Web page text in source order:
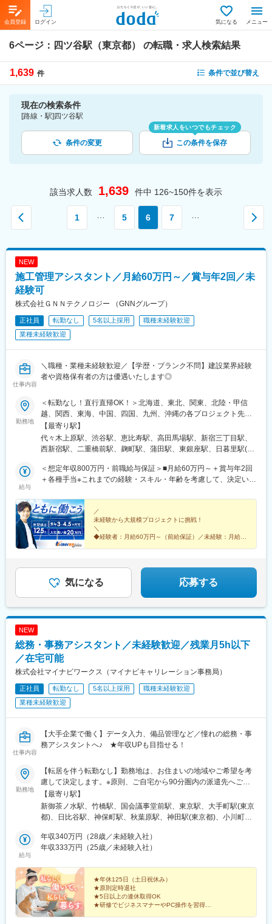
会員登録 ログイン 気になる メニュー
6ページ： 四ツ谷駅（東京都） の転職・求人検索結果
1,639 件 条件で並び替え
現在の検索条件
[路線・駅]四ツ谷駅
条件の変更
新着求人をいつでもチェック
この条件を保存
該当求人数 1,639 件中 126~150件を表示
1 5 6 7
NEW
施工管理アシスタント／月給60万円～／賞与年2回／未
経験可
株式会社ＧＮＮテクノロジー （GNNグループ）
正社員 転勤なし 5名以上採用
職種未経験歓迎
業種未経験歓迎
仕事内容
＼職種・業種未経験歓迎／【学歴・ブランク不問】建設業界経験
者や資格保有者の方は優遇いたします◎
勤務地
＜転勤なし！直行直帰OK！＞北海道、東北、関東、北陸・甲信
越、関西、東海、中国、四国、九州、沖縄の各プロジェクト先★
希望勤務地・通勤時間を考慮いたします！★直行直帰OK★U・Iタ
ーン歓迎！住宅手当あり★転居を伴う転勤はありません北海道東
北／青森県・岩手県・宮城県・秋田県・山形県・福島県関東／東
山、石川、福井、新潟県、長野県、山梨県関西／大阪、京都、滋
賀、兵庫、奈良、和歌山東海／愛知、静岡、三重、岐阜中国・四
州／福岡、佐賀、長崎、熊本、大分、宮崎、鹿児島、沖縄＼広島
にてビッグプロジェクト始動！／裁量のあるポジションをお任せ
◎より高待遇をご用意しております。ご希望の方は面接にてお気
軽にご質問ください。
【最寄り駅】
代々木上原駅、渋谷駅、恵比寿駅、高田馬場駅、新宿三丁目駅、
西新宿駅、二重橋前駅、麹町駅、蒲田駅、東銀座駅、日暮里駅(舎
河駅、有楽町駅、豊洲駅、南砂町駅、三田駅(東京都)、森下駅(東
京都)、高輪台駅、新木場駅、北千住駅、大崎駅、国分寺駅、東京
駅(東京都)、白金高輪駅、高輪ゲートウェイ駅、神谷町駅、外苑前
駅、国立駅、南新宿駅、初台駅、千駄ケ谷駅、曙橋駅、国立競技
場駅、四谷三丁目駅、西荻窪駅、富士見ケ丘駅、荻窪駅、神保町
駅、淡路町駅、市ケ谷駅、九段下駅、上野御徒町駅、昭和島駅、
池上駅、糀谷駅、八丁堀駅(東京都)、日本橋駅(東京都)、築地市場
新中野駅、京王八王子駅、武蔵五日市駅、西台駅、本蓮沼駅、大
森海岸駅、青物横丁駅、武蔵境駅、三鷹駅、吉祥寺駅、湯島駅、
駅、新八柱駅、大宮駅(埼玉県)、南浦和駅、さいたま新都心駅、北
浦和駅、浦和駅、和光市駅、西川口駅、東川口駅、朝霞駅、新越
谷駅、川越駅、蕨駅、志木駅、所沢駅、草加駅、大阪難波駅、淀
頭駅、西大橋駅、肥後橋駅、阿波座駅、北浜駅(大阪府)、なんば駅
(南海線)、天満橋駅、長堀橋駅、谷町六丁目駅、大阪ビジネスパー
にわ橋駅、天満駅、中津駅(地下鉄)、中崎町駅、扇町駅(大阪府)、
西梅田駅、大阪梅田駅(阪神線)、矢場町駅、瑞穂区役所駅、日比野
駅、目黒駅、秋葉原駅、新橋駅、東京駅、町田駅、綾瀬駅、大手
町駅(東京都)、中野駅(東京都)、大門駅(東京都)、西日暮里駅、五
反田駅、中目黒駅、泉岳寺駅、立川駅、小竹向原駅、二子玉川
駅、四ツ谷駅、あざみ野駅、湘南台駅、天王洲アイル駅、日吉駅
(神奈川県)、溝の口駅、長津田駅、登戸駅、戸塚駅、海老名駅(相
模線)、大和駅(神奈川県)、菊名駅、大船駅、橋本駅(神奈川県)、上
大岡駅、中央林間駅、川崎駅、千葉駅、新松戸駅、浦安駅(千葉
県)、北習志野駅、京成船橋駅、新浦安駅、新鎌ケ谷駅、市川駅、
舞浜駅、南流山駅、本八幡駅(都営線)、船橋駅、西船橋駅、久喜
県)、東梅田駅、阿倍野駅(阪堺線)、今宮戎駅、鶴橋駅、京橋駅(大
阪府)、南方駅(大阪府)、上小田井駅、上飯田駅、鶴舞駅、藤が丘
駅(愛知県)、金山駅(愛知県)、流山おおたかの森駅、藤沢駅、富田
駅(大阪府)、上牧駅(大阪府)、高槻駅、高槻市駅、天王寺駅、新今
宮駅、本町駅、江坂駅、弁天町駅、西九条駅、千里中央駅(北大阪
給与
＜想定年収800万円・前職給与保証＞■月給60万円～＋賞与年2回
＋各種手当※これまでの経験・スキル・年齢を考慮して、決定いた
年齢、経験、能力、適性を考慮して、支給額を決定します。ーー
ーーーーーーーーーーーーーーーーーーーーーーーーーーーーー
ーー■未経験者は月給35万円～＋賞与年2回＋各種手当 ※これま
での経験・スキル・年齢を考慮して、決定いたします※残業代は別
途全額支給します。＼勤務地特典！／入社祝い金として別途20万
／
未経験から大規模プロジェクトに挑戦！
＼
◆経験者：月給60万円～（前給保証）／未経験：月給
気になる 応募する
NEW
総務・事務アシスタント／未経験歓迎／残業月5h以下
／在宅可能
株式会社マイナビワークス（マイナビキャリレーション事務局）
正社員 転勤なし 5名以上採用
職種未経験歓迎
業種未経験歓迎
仕事内容
【大手企業で働く】データ入力、備品管理など／憧れの総務・事
務アシスタントへ♪ ★年収UPも目指せる！
勤務地
【転居を伴う転勤なし】勤務地は、お住まいの地域やご希望を考
慮して決定します。※原則、ご自宅から90分圏内の派遣先へご案
内となります。※県単位でのご希望も考慮します。【勤務先対象エ
リア】東京都（主に東京23区内）、神奈川県、愛知県、大阪府、
兵庫県、京都府、福岡県、北海道※各顧客企業先への派遣常駐とな
あります。※フルリモートの求人はございません。※受動喫煙対
策：勤務地により異なる
【最寄り駅】
新御茶ノ水駅、竹橋駅、国会議事堂前駅、東京駅、大手町駅(東京
都)、日比谷駅、神保町駅、秋葉原駅、神田駅(東京都)、小川町駅
駅、飯田橋駅、永田町駅、水天宮前駅、新日本橋駅、三越前駅、
茅場町駅、日本橋駅(東京都)、京橋駅(東京都)、八丁堀駅(東京
駅、神谷町駅、内幸町駅、虎ノ門ヒルズ駅、新橋駅、大門駅(東京
都)、芝公園駅、三田駅(東京都)、御成門駅、広尾駅、六本木駅、
乃木坂駅、六本木一丁目駅、溜池山王駅、赤坂駅(東京都)、外苑前
駅、浜松町駅、赤坂見附駅、田町駅(東京都)、芝浦ふ頭駅、高輪台
駅、赤羽橋駅、品川駅、日の出駅(東京都)、高輪ゲートウェイ駅、
給与
年収340万円（28歳／未経験入社）
年収333万円（25歳／未経験入社）
★年休125日（土日祝休み）
★原則定時退社
★5日以上の連休取得OK
★研修でビジネスマナーやPC操作を習得